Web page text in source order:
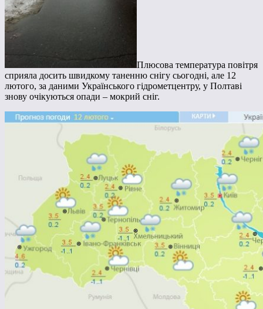
Плюсова температура повітря
сприяла досить швидкому таненню снігу сьогодні, але 12
лютого, за даними Українського гідрометцентру, у Полтаві
знову очікуються опади – мокрий сніг.